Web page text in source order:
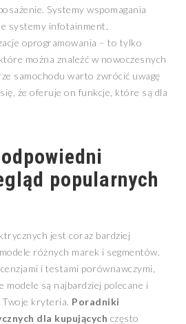
Systemy wspomagania
systemy infotainment,
oprogramowania – to tylko
można znaleźć w nowoczesnych
samochodu warto zwrócić uwagę
że oferuje on funkcje, które są dla
popularnych
jest coraz bardziej
różnych marek i segmentów.
i testami porównawczymi,
modele są najbardziej polecane i
Twoje kryteria. Poradniki
dla kupujących często